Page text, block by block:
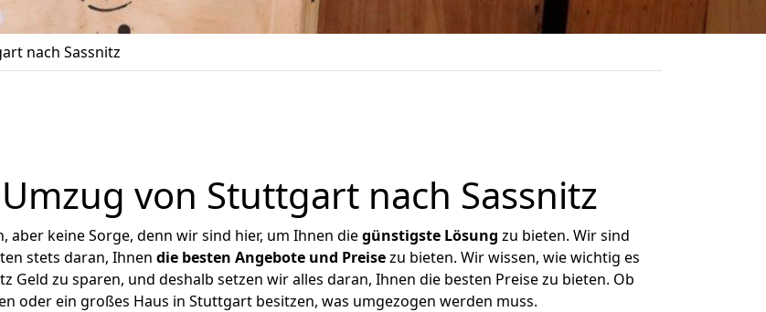
nach Sassnitz
von Stuttgart nach Sassnitz
keine Sorge, denn wir sind hier, um Ihnen diegünstigste Lösung zu bieten. Wir sind
stets daran, Ihnen die besten Angebote und Preisezu bieten. Wir wissen, wie wichtig es
Geld zu sparen, und deshalb setzen wir alles daran, Ihnen die besten Preise zu bieten. Ob
oder ein großes Haus in Stuttgart besitzen, was umgezogen werden muss.